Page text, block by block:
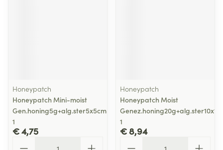
Honeypatch
Honeypatch Mini-moist
Gen.honing5g+alg.ster5x5cm
1
€ 4,75
Honeypatch
Honeypatch Moist
1
€ 8,94